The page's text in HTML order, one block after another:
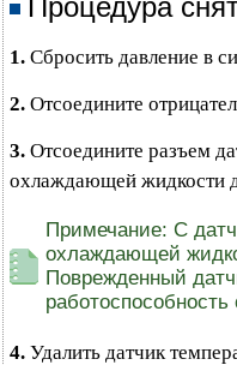
Процедура
1. Сбросить давление в
2. Отсоедините
3. Отсоедините разъем
охлаждающей жидкости
Примечание: С
охлаждающей
Поврежденный
4. Удалить датчик